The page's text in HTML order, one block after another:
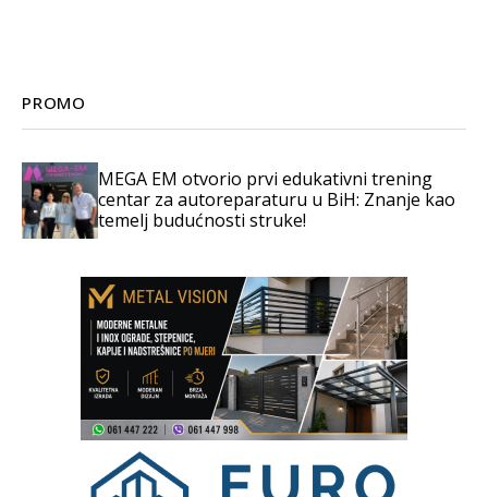
PROMO
MEGA EM otvorio prvi edukativni trening
centar za autoreparaturu u BiH: Znanje kao
temelj budućnosti struke!